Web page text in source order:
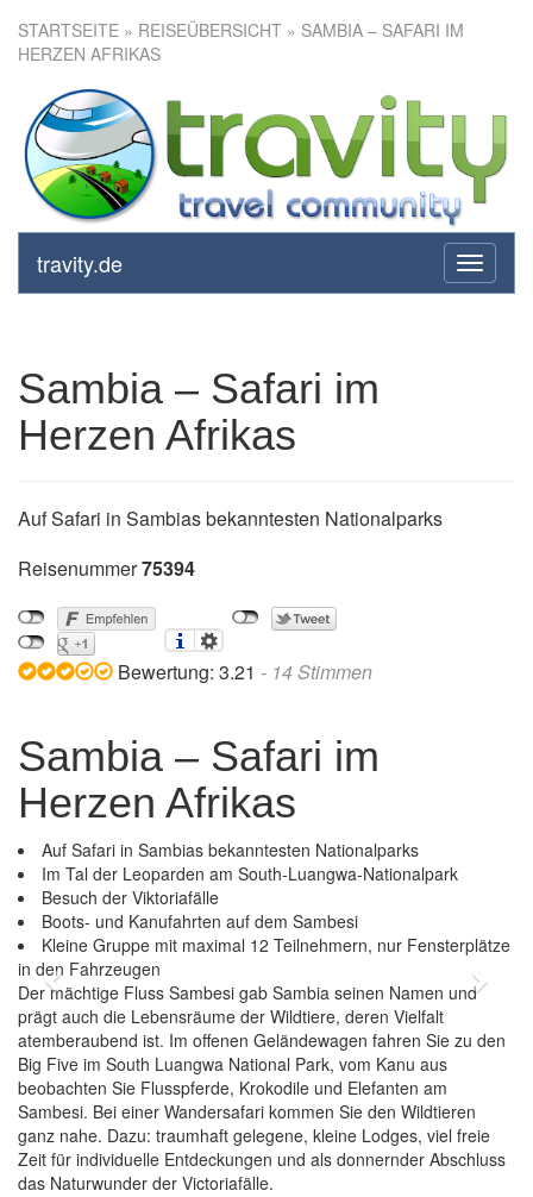
STARTSEITE » REISEÜBERSICHT » SAMBIA – SAFARI IM
HERZEN AFRIKAS
toggle
travity.de
Sambia – Safari im Herzen
Afrikas
Sambia – Safari im
Herzen Afrikas
Auf Safari in Sambias bekanntesten Nationalparks
Reisenummer75394
Bewertung: 3.21 - 14Stimmen
Sambia – Safari im
Herzen Afrikas
Auf Safari in Sambias bekanntesten Nationalparks
Im Tal der Leoparden am South-Luangwa-Nationalpark
Besuch der Viktoriafälle
Boots- und Kanufahrten auf dem Sambesi
Kleine Gruppe mit maximal 12 Teilnehmern, nur Fensterplätze
in den Fahrzeugen
Previous Next
Der mächtige Fluss Sambesi gab Sambia seinen Namen und
prägt auch die Lebensräume der Wildtiere, deren Vielfalt
atemberaubend ist. Im offenen Geländewagen fahren Sie zu den
Big Five im South Luangwa National Park, vom Kanu aus
beobachten Sie Flusspferde, Krokodile und Elefanten am
Sambesi. Bei einer Wandersafari kommen Sie den Wildtieren
ganz nahe. Dazu: traumhaft gelegene, kleine Lodges, viel freie
Zeit für individuelle Entdeckungen und als donnernder Abschluss
das Naturwunder der Victoriafälle.